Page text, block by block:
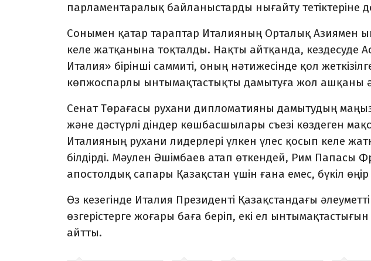
парламентаралық байланыстарды нығайту тетіктеріне
Сонымен қатар тараптар Италияның Орталық Азиямен
келе жатқанына тоқталды. Нақты айтқанда, кездесуде
Италия» бірінші саммиті, оның нәтижесінде қол
көпжоспарлы ынтымақтастықты дамытуға жол ашқаны
Сенат Төрағасы рухани дипломатияны дамытудың
және дәстүрлі діндер көшбасшылары съезі көздеген
Италияның рухани лидерлері үлкен үлес қосып келе
білдірді. Мәулен Әшімбаев атап өткендей, Рим Папасы
апостолдық сапары Қазақстан үшін ғана емес, бүкіл
Өз кезегінде Италия Президенті Қазақстандағы
өзгерістерге жоғары баға беріп, екі ел
айтты.